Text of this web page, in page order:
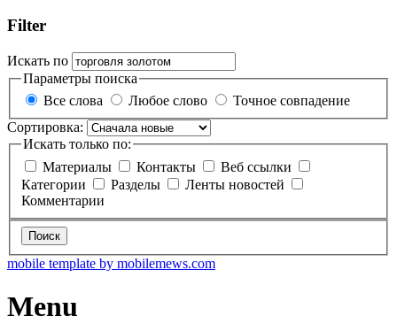
Filter
Искать по
Параметры поиска
Все слова
Любое слово
Точное совпадение
Сортировка:
Искать только по:
Материалы
Контакты
Веб ссылки
Категории
Разделы
Ленты новостей
Комментарии
Поиск
mobile template by mobilemews.com
Menu